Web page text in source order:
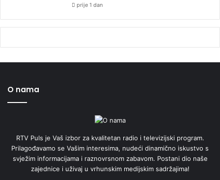
prije 1 dan
O nama
RTV Puls je Vaš izbor za kvalitetan radio i televizijski program.
Prilagođavamo se Vašim interesima, nudeći dinamično iskustvo s
svježim informacijama i raznovrsnom zabavom. Postani dio naše
zajednice i uživaj u vrhunskim medijskim sadržajima!